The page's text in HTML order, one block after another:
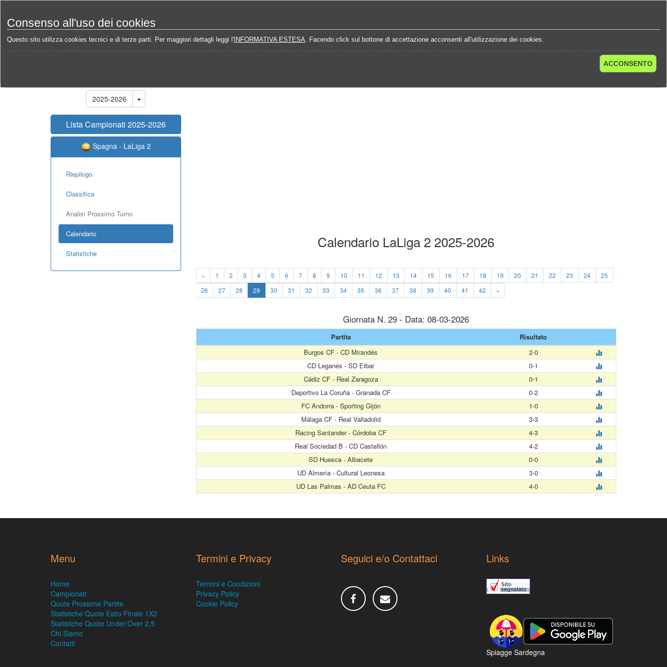
Consenso all'uso dei cookies
Questo sito utilizza cookies tecnici e di terze parti. Per maggiori dettagli leggi l' INFORMATIVA ESTESA. Facendo click sul bottone di accettazione acconsenti all'utilizzazione dei cookies.
ACCONSENTO
Home Campionati Spagna - LaLiga 2 2025-2026 Calendario
2025-2026
Lista Campionati 2025-2026
Spagna - LaLiga 2
Riepilogo
Classifica
Analisi Prossimo Turno
Calendario
Statistiche
Calendario LaLiga 2 2025-2026
« 1 2 3 4 5 6 7 8 9 10 11 12 13 14 15 16 17 18 19 20 21 22 23 24
25
26
27 28 29 30 31 32 33 34 35 36 37 38 39 40 41 42 »
Giornata N. 29 - Data: 08-03-2026
Partita
Risultato
Burgos CF - CD Mirandés
2-0
CD Leganés - SD Eibar
0-1
Cádiz CF - Real Zaragoza
0-1
Deportivo La Coruña - Granada CF
0-2
FC Andorra - Sporting Gijón
1-0
Málaga CF - Real Valladolid
3-3
Racing Santander - Córdoba CF
4-3
Real Sociedad B - CD Castellón
4-2
SD Huesca - Albacete
0-0
UD Almería - Cultural Leonesa
3-0
UD Las Palmas - AD Ceuta FC
4-0
Menu
Home
Campionati
Quote Prossime Partite
Statistiche Quote Esito Finale 1X2
Statistiche Quote Under/Over 2,5
Chi Siamo
Contatti
Termini e Privacy
Termini e Condizioni
Privacy Policy
Cookie Policy
Seguici e/o Contattaci Links
Spiagge Sardegna